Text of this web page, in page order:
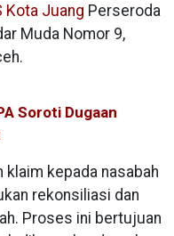
Kota Juang Perseroda
Muda Nomor 9,
Soroti Dugaan
kepada nasabah
rekonsiliasi dan
Proses ini bertujuan